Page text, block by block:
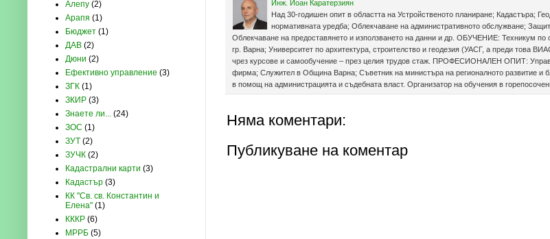
Инж. Йоан Каратерзиян
Над 30-годишен опит в областта на Устройственото планиране; Кадастъра;
нормативната уредба; Облекчаване на административното обслужване;
Облекчаване на предоставянето и използването на данни и др. ОБУЧЕНИЕ: Техникум по
гр. Варна; Университет по архитектура, строителство и геодезия (УАСГ, а преди това
чрез курсове и самообучение – през целия трудов стаж. ПРОФЕСИОНАЛЕН ОПИТ:
фирма; Служител в Община Варна; Съветник на министъра на регионалното развитие и
в помощ на администрацията и съдебната власт. Организатор на обучения в
Няма коментари:
Публикуване на коментар
Алепу (2)
Арапя (1)
Бюджет (1)
ДАВ (2)
Дюни (2)
Ефективно управление (3)
ЗГК (1)
ЗКИР (3)
Знаете ли... (24)
ЗОС (1)
ЗУТ (2)
ЗУЧК (2)
Кадастрални карти (3)
Кадастър (3)
КК "Св. св. Константин и
Елена" (1)
КККР (6)
МРРБ (5)